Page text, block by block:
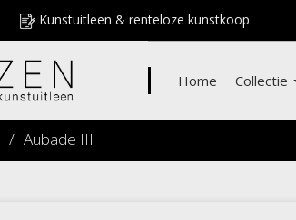
Kunstuitleen & renteloze kunstkoop
Home Collectie
/ Aubade III